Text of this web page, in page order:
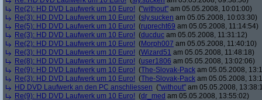
Re(2): HD DVD Laufwerk um 10 Euro! ("without" am 05.05.2008, 10:01:00)
Re(3): HD DVD Laufwerk um 10 Euro! (sly.sucken am 05.05.2008, 10:03:30)
Re(5): HD DVD Laufwerk um 10 Euro! (ruprecht69 am 05.05.2008, 11:14:54)
Re(3): HD DVD Laufwerk um 10 Euro! (ducduc am 05.05.2008, 11:31:12)
Re(2): HD DVD Laufwerk um 10 Euro! (Morph007 am 05.05.2008, 11:40:10)
Re(3): HD DVD Laufwerk um 10 Euro! (Wizard51 am 05.05.2008, 11:48:18)
Re(8): HD DVD Laufwerk um 10 Euro! (user1806 am 05.05.2008, 13:02:06)
Re(9): HD DVD Laufwerk um 10 Euro! (The-Slovak-Pack am 05.05.2008,
Re(3): HD DVD Laufwerk um 10 Euro! (The-Slovak-Pack am 05.05.2008,
HD DVD Laufwerk an den PC anschliessen ("without" am 05.05.2008,
Re(9): HD DVD Laufwerk um 10 Euro! (dr_med am 05.05.2008, 13:55:02)